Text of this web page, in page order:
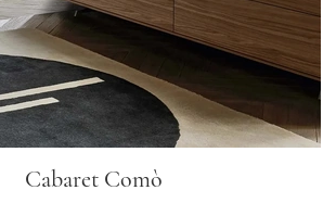
Cabaret Comò